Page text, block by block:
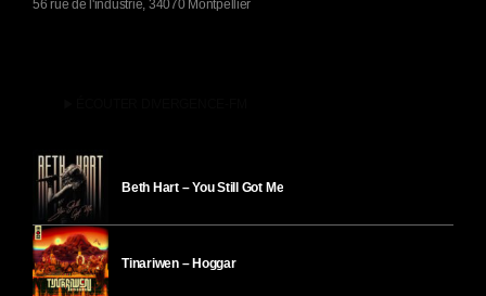
56 rue de l'industrie, 34070 Montpellier
Beth Hart – You Still Got Me
Tinariwen – Hoggar